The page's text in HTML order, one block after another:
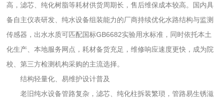
高，滤芯、纯化树脂等耗材供货周期长，售后维保成本较高。国内具
备自主仪表研发、纯水设备组装能力的厂商持续优化水路结构与监测
传感器，出水水质可匹配国标GB6682实验用水标准，同时依托本土
化生产、本地服务网点，耗材备货充足，维修响应速度更快，成为院
校、第三方检测机构采购的主流选择。
结构轻量化、易维护设计普及
老旧纯水设备管路复杂，滤芯、纯化柱拆装繁琐，管路易生锈滋